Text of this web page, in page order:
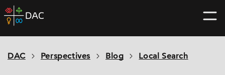
Skip
to
home
DAC Perspectives Blog Local Search